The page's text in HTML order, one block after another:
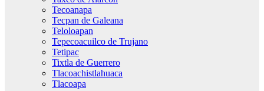
Tecoanapa
Tecpan de Galeana
Teloloapan
Tepecoacuilco de Trujano
Tetipac
Tixtla de Guerrero
Tlacoachistlahuaca
Tlacoapa